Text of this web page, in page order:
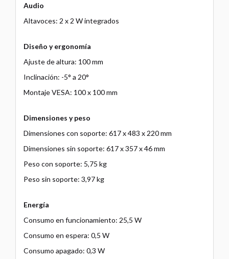
Audio
Altavoces: 2 x 2 W integrados
Diseño y ergonomía
Ajuste de altura: 100 mm
Inclinación: -5° a 20°
Montaje VESA: 100 x 100 mm
Dimensiones y peso
Dimensiones con soporte: 617 x 483 x 220 mm
Dimensiones sin soporte: 617 x 357 x 46 mm
Peso con soporte: 5,75 kg
Peso sin soporte: 3,97 kg
Energía
Consumo en funcionamiento: 25,5 W
Consumo en espera: 0,5 W
Consumo apagado: 0,3 W